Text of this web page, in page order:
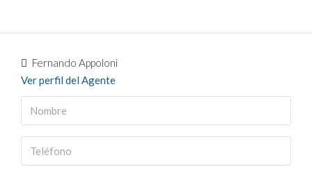
Fernando Appoloni
Ver perfil del Agente